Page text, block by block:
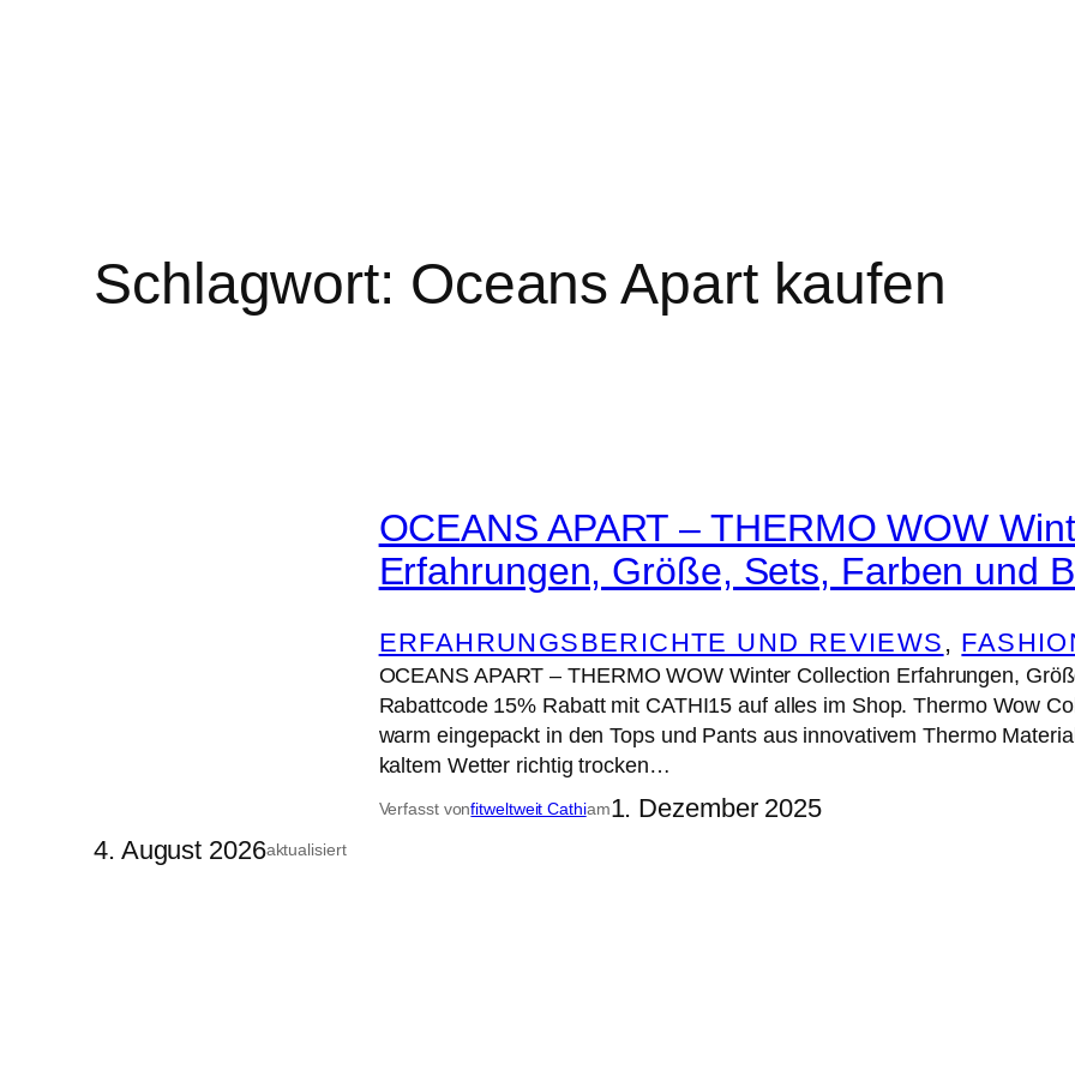
Schlagwort: Oceans Apart kaufen
4. August 2026aktualisiert
OCEANS APART – THERMO WOW
Erfahrungen, Größe, Sets, Farben und
ERFAHRUNGSBERICHTE UND REVIEWS ,
OCEANS APART – THERMO WOW Winter Collection Erfahrungen,
Rabattcode 15% Rabatt mit CATHI15 auf alles im Shop. Thermo Wow
warm eingepackt in den Tops und Pants aus innovativem Thermo
kaltem Wetter richtig trocken…
Verfasst vonfitweltweit Cathiam1. Dezember 2025